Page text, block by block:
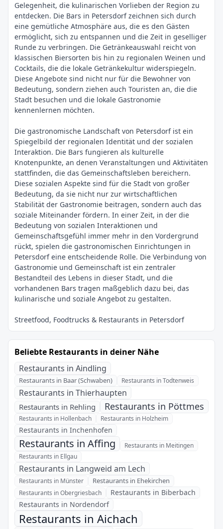
Gelegenheit, die kulinarischen Vorlieben der Region zu
entdecken. Die Bars in Petersdorf zeichnen sich durch
eine gemütliche Atmosphäre aus, die es den Gästen
ermöglicht, sich zu entspannen und die Zeit in geselliger
Runde zu verbringen. Die Getränkeauswahl reicht von
klassischen Biersorten bis hin zu regionalen Weinen und
Cocktails, die die lokale Getränkekultur widerspiegeln.
Diese Angebote sind nicht nur für die Bewohner von
Bedeutung, sondern ziehen auch Touristen an, die die
Stadt besuchen und die lokale Gastronomie
kennenlernen möchten.
Die gastronomische Landschaft von Petersdorf ist ein
Spiegelbild der regionalen Identität und der sozialen
Interaktion. Die Bars fungieren als kulturelle
Knotenpunkte, an denen Veranstaltungen und Aktivitäten
stattfinden, die das Gemeinschaftsleben bereichern.
Diese sozialen Aspekte sind für die Stadt von großer
Bedeutung, da sie nicht nur zur wirtschaftlichen
Stabilität der Gastronomie beitragen, sondern auch das
soziale Miteinander fördern. In einer Zeit, in der die
Bedeutung von sozialen Interaktionen und
Gemeinschaftsgefühl immer mehr in den Vordergrund
rückt, spielen die gastronomischen Einrichtungen in
Petersdorf eine entscheidende Rolle. Die Verbindung von
Gastronomie und Gemeinschaft ist ein zentraler
Bestandteil des Lebens in dieser Stadt, und die
vorhandenen Bars tragen maßgeblich dazu bei, das
Beliebte Restaurants in deiner Nähe
Restaurants in Aindling
Restaurants in Baar (Schwaben) Restaurants in Todtenweis
Restaurants in Thierhaupten
Restaurants in Rehling Restaurants in Pöttmes
Restaurants in Hollenbach Restaurants in Holzheim
Restaurants in Inchenhofen
Restaurants in Affing
Restaurants in Meitingen
Restaurants in Ellgau
Restaurants in Langweid am Lech
Restaurants in Münster Restaurants in Ehekirchen
Restaurants in Obergriesbach
Restaurants in Biberbach
Restaurants in Nordendorf
Restaurants in Aichach